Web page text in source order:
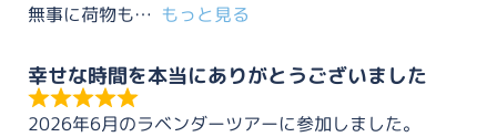
無事に荷物も
もっと見る
幸せな時間を本当にありがとうございました
2026年6月のラベンダーツアーに参加しました。